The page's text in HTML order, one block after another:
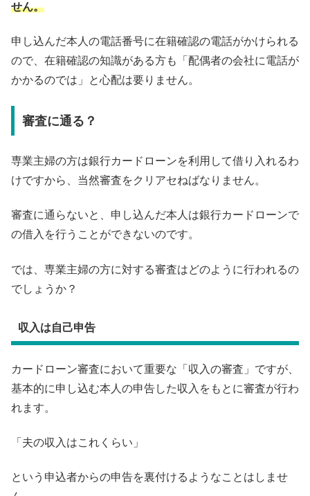
せん。
申し込んだ本人の電話番号に在籍確認の電話がかけられる
ので、在籍確認の知識がある方も「配偶者の会社に電話が
かかるのでは」と心配は要りません。
審査に通る？
専業主婦の方は銀行カードローンを利用して借り入れるわ
けですから、当然審査をクリアセねばなりません。
審査に通らないと、申し込んだ本人は銀行カードローンで
の借入を行うことができないのです。
では、専業主婦の方に対する審査はどのように行われるの
でしょうか？
収入は自己申告
カードローン審査において重要な「収入の審査」ですが、
基本的に申し込む本人の申告した収入をもとに審査が行わ
れます。
「夫の収入はこれくらい」
という申込者からの申告を裏付けるようなことはしませ